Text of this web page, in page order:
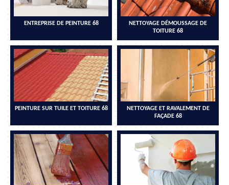
ENTREPRISE DE PEINTURE 68
NETTOYAGE DÉMOUSSAGE DE
TOITURE 68
PEINTURE SUR TUILE ET TOITURE 68
NETTOYAGE ET RAVALEMENT DE
FAÇADE 68